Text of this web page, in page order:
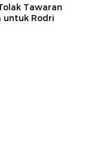
Tawaran
untuk Rodri